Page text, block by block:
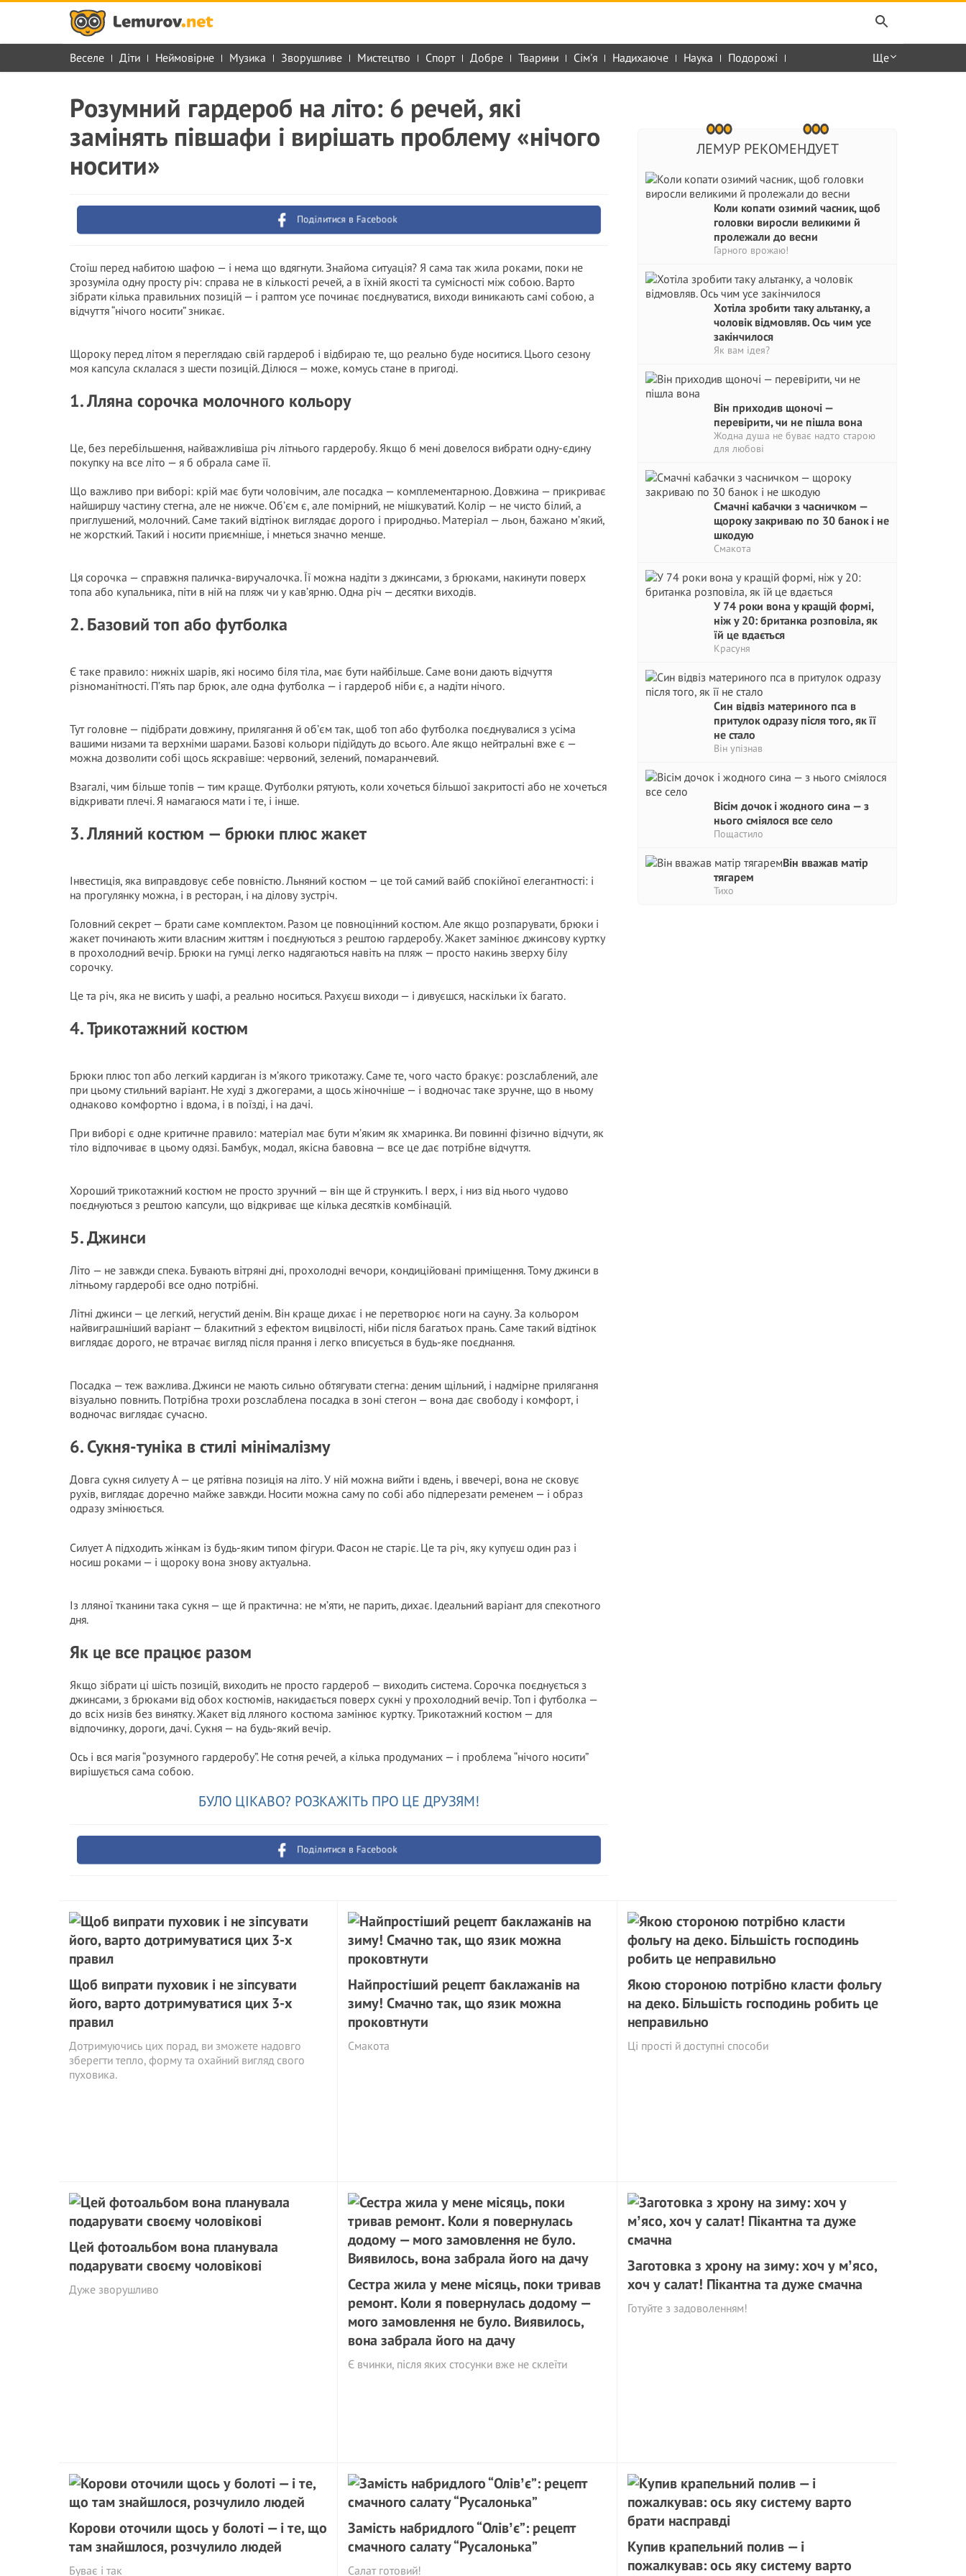
Веселе Діти Неймовірне Музика Зворушливе Мистецтво Спорт Добре Тварини Сім'я Надихаюче Наука Подорожі Ще
ЛЕМУР РЕКОМЕНДУЕТ
Коли копати озимий часник, щоб
головки виросли великими й
пролежали до весни
Гарного врожаю!
Хотіла зробити таку альтанку, а
чоловік відмовляв. Ось чим усе
закінчилося
Як вам ідея?
Він приходив щоночі —
перевірити, чи не пішла вона
Жодна душа не буває надто старою
для любові
Смачні кабачки з часничком —
щороку закриваю по 30 банок і не
шкодую
Смакота
У 74 роки вона у кращій формі,
ніж у 20: британка розповіла, як
їй це вдається
Красуня
Син відвіз материного пса в
притулок одразу після того, як її
не стало
Він упізнав
Вісім дочок і жодного сина — з
нього сміялося все село
Пощастило
Він вважав матір
тягарем
Тихо
Розумний гардероб на літо: 6 речей, які
замінять півшафи і вирішать проблему «нічого
носити»
Поділитися в Facebook
Стоїш перед набитою шафою — і нема що вдягнути. Знайома ситуація? Я сама так жила роками, поки не
зрозуміла одну просту річ: справа не в кількості речей, а в їхній якості та сумісності між собою. Варто
зібрати кілька правильних позицій — і раптом усе починає поєднуватися, виходи виникають самі собою, а
відчуття “нічого носити” зникає.
Щороку перед літом я переглядаю свій гардероб і відбираю те, що реально буде носитися. Цього сезону
моя капсула склалася з шести позицій. Ділюся — може, комусь стане в пригоді.
1. Лляна сорочка молочного кольору
Це, без перебільшення, найважливіша річ літнього гардеробу. Якщо б мені довелося вибрати одну-єдину
покупку на все літо — я б обрала саме її.
Що важливо при виборі: крій має бути чоловічим, але посадка — комплементарною. Довжина — прикриває
найширшу частину стегна, але не нижче. Об’єм є, але помірний, не мішкуватий. Колір — не чисто білий, а
приглушений, молочний. Саме такий відтінок виглядає дорого і природньо. Матеріал — льон, бажано м’який,
не жорсткий. Такий і носити приємніше, і мнеться значно менше.
Ця сорочка — справжня паличка-виручалочка. Її можна надіти з джинсами, з брюками, накинути поверх
топа або купальника, піти в ній на пляж чи у кав’ярню. Одна річ — десятки виходів.
2. Базовий топ або футболка
Є таке правило: нижніх шарів, які носимо біля тіла, має бути найбільше. Саме вони дають відчуття
різноманітності. П’ять пар брюк, але одна футболка — і гардероб ніби є, а надіти нічого.
Тут головне — підібрати довжину, прилягання й об’єм так, щоб топ або футболка поєднувалися з усіма
вашими низами та верхніми шарами. Базові кольори підійдуть до всього. Але якщо нейтральні вже є —
можна дозволити собі щось яскравіше: червоний, зелений, помаранчевий.
Взагалі, чим більше топів — тим краще. Футболки рятують, коли хочеться більшої закритості або не хочеться
відкривати плечі. Я намагаюся мати і те, і інше.
3. Лляний костюм — брюки плюс жакет
Інвестиція, яка виправдовує себе повністю. Льняний костюм — це той самий вайб спокійної елегантності: і
на прогулянку можна, і в ресторан, і на ділову зустріч.
Головний секрет — брати саме комплектом. Разом це повноцінний костюм. Але якщо розпарувати, брюки і
жакет починають жити власним життям і поєднуються з рештою гардеробу. Жакет замінює джинсову куртку
в прохолодний вечір. Брюки на гумці легко надягаються навіть на пляж — просто накинь зверху білу
сорочку.
Це та річ, яка не висить у шафі, а реально носиться. Рахуєш виходи — і дивуєшся, наскільки їх багато.
4. Трикотажний костюм
Брюки плюс топ або легкий кардиган із м’якого трикотажу. Саме те, чого часто бракує: розслаблений, але
при цьому стильний варіант. Не худі з джогерами, а щось жіночніше — і водночас таке зручне, що в ньому
однаково комфортно і вдома, і в поїзді, і на дачі.
При виборі є одне критичне правило: матеріал має бути м’яким як хмаринка. Ви повинні фізично відчути, як
тіло відпочиває в цьому одязі. Бамбук, модал, якісна бавовна — все це дає потрібне відчуття.
Хороший трикотажний костюм не просто зручний — він ще й стрункить. І верх, і низ від нього чудово
поєднуються з рештою капсули, що відкриває ще кілька десятків комбінацій.
5. Джинси
Літо — не завжди спека. Бувають вітряні дні, прохолодні вечори, кондиційовані приміщення. Тому джинси в
літньому гардеробі все одно потрібні.
Літні джинси — це легкий, негустий денім. Він краще дихає і не перетворює ноги на сауну. За кольором
найвиграшніший варіант — блакитний з ефектом вицвілості, ніби після багатьох прань. Саме такий відтінок
виглядає дорого, не втрачає вигляд після прання і легко вписується в будь-яке поєднання.
Посадка — теж важлива. Джинси не мають сильно обтягувати стегна: деним щільний, і надмірне прилягання
візуально повнить. Потрібна трохи розслаблена посадка в зоні стегон — вона дає свободу і комфорт, і
водночас виглядає сучасно.
6. Сукня-туніка в стилі мінімалізму
Довга сукня силуету А — це рятівна позиція на літо. У ній можна вийти і вдень, і ввечері, вона не сковує
рухів, виглядає доречно майже завжди. Носити можна саму по собі або підперезати ременем — і образ
одразу змінюється.
Силует А підходить жінкам із будь-яким типом фігури. Фасон не старіє. Це та річ, яку купуєш один раз і
носиш роками — і щороку вона знову актуальна.
Із лляної тканини така сукня — ще й практична: не м’яти, не парить, дихає. Ідеальний варіант для спекотного
дня.
Як це все працює разом
Якщо зібрати ці шість позицій, виходить не просто гардероб — виходить система. Сорочка поєднується з
джинсами, з брюками від обох костюмів, накидається поверх сукні у прохолодний вечір. Топ і футболка —
до всіх низів без винятку. Жакет від лляного костюма замінює куртку. Трикотажний костюм — для
відпочинку, дороги, дачі. Сукня — на будь-який вечір.
Ось і вся магія “розумного гардеробу”. Не сотня речей, а кілька продуманих — і проблема “нічого носити”
вирішується сама собою.
БУЛО ЦІКАВО? РОЗКАЖІТЬ ПРО ЦЕ ДРУЗЯМ!
Поділитися в Facebook
Щоб випрати пуховик і не зіпсувати
його, варто дотримуватися цих 3-х
правил
Дотримуючись цих порад, ви зможете надовго
зберегти тепло, форму та охайний вигляд свого
пуховика.
Найпростіший рецепт баклажанів на
зиму! Смачно так, що язик можна
проковтнути
Смакота
Якою стороною потрібно класти фольгу
на деко. Більшість господинь робить це
неправильно
Ці прості й доступні способи
Цей фотоальбом вона планувала
подарувати своєму чоловікові
Дуже зворушливо
Сестра жила у мене місяць, поки тривав
ремонт. Коли я повернулась додому —
мого замовлення не було. Виявилось,
вона забрала його на дачу
Є вчинки, після яких стосунки вже не склеїти
Заготовка з хрону на зиму: хоч у мʼясо,
хоч у салат! Пікантна та дуже смачна
Готуйте з задоволенням!
Корови оточили щось у болоті — і те, що
там знайшлося, розчулило людей
Буває і так
Замість набридлого “Олівʼє”: рецепт
смачного салату “Русалонька”
Салат готовий!
Кyпив крапельний полив — і
пожалкував: ось яку систему варто